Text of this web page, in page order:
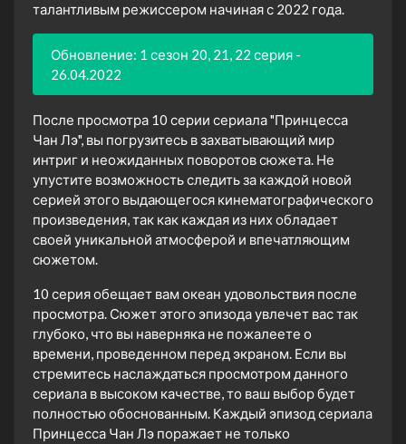
талантливым режиссером начиная с 2022 года.
Обновление: 1 сезон 20, 21, 22 серия -
26.04.2022
После просмотра 10 серии сериала "Принцесса
Чан Лэ", вы погрузитесь в захватывающий мир
интриг и неожиданных поворотов сюжета. Не
упустите возможность следить за каждой новой
серией этого выдающегося кинематографического
произведения, так как каждая из них обладает
своей уникальной атмосферой и впечатляющим
сюжетом.
10 серия обещает вам океан удовольствия после
просмотра. Сюжет этого эпизода увлечет вас так
глубоко, что вы наверняка не пожалеете о
времени, проведенном перед экраном. Если вы
стремитесь наслаждаться просмотром данного
сериала в высоком качестве, то ваш выбор будет
полностью обоснованным. Каждый эпизод сериала
Принцесса Чан Лэ поражает не только